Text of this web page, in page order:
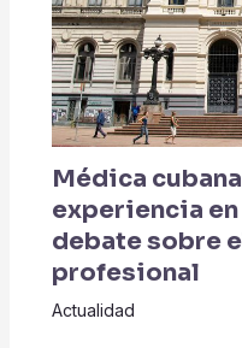
Médica
experiencia en
debate sobre
profesional
Actualidad